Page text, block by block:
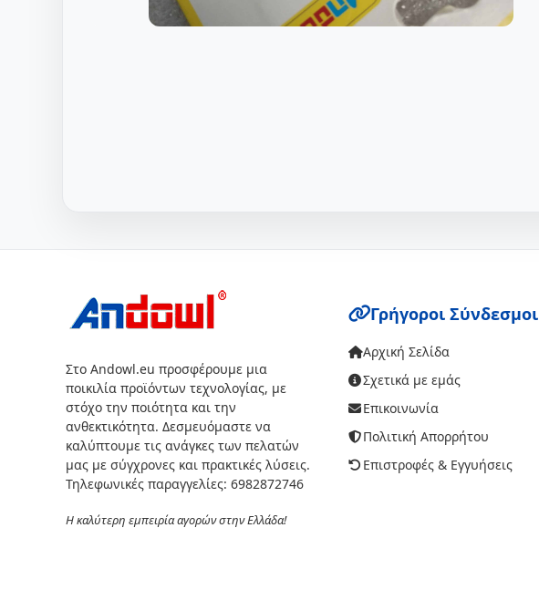
Στο Andowl.eu προσφέρουμε μια
ποικιλία προϊόντων τεχνολογίας, με
στόχο την ποιότητα και την
ανθεκτικότητα. Δεσμευόμαστε να
καλύπτουμε τις ανάγκες των πελατών
μας με σύγχρονες και πρακτικές λύσεις.
Τηλεφωνικές παραγγελίες: 6982872746
Η καλύτερη εμπειρία αγορών στην Ελλάδα!
Γρήγοροι Σύνδεσμοι
Αρχική Σελίδα
Σχετικά με εμάς
Επικοινωνία
Πολιτική Απορρήτου
Επιστροφές & Εγγυήσεις